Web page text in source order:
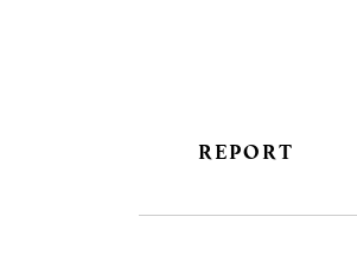
REPORT